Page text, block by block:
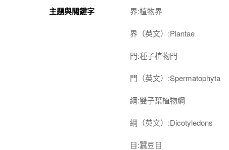
主題與關鍵字 界:植物界
界（英文）:Plantae
門:種子植物門
門（英文）:Spermatophyta
綱:雙子葉植物綱
綱（英文）:Dicotyledons
目:蠶豆目